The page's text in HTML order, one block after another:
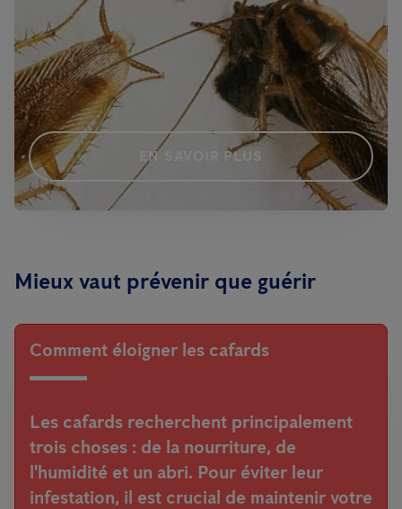
EN SAVOIR PLUS
Mieux vaut prévenir que guérir
Comment éloigner les cafards
Les cafards recherchent principalement
trois choses : de la nourriture, de
l'humidité et un abri. Pour éviter leur
infestation, il est crucial de maintenir votre